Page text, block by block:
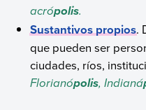
acrópolis.
Sustantivos propios.
que pueden ser
ciudades, ríos,
Florianópolis, Indianá